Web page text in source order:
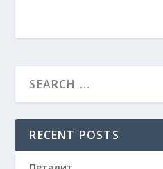
RECENT POSTS